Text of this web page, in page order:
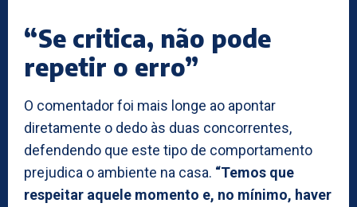
“Se critica, não pode
repetir o erro”
O comentador foi mais longe ao apontar
diretamente o dedo às duas concorrentes,
defendendo que este tipo de comportamento
prejudica o ambiente na casa. “Temos que
respeitar aquele momento e, no mínimo, haver